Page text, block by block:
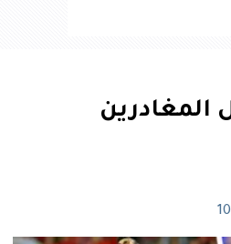
المغادرين